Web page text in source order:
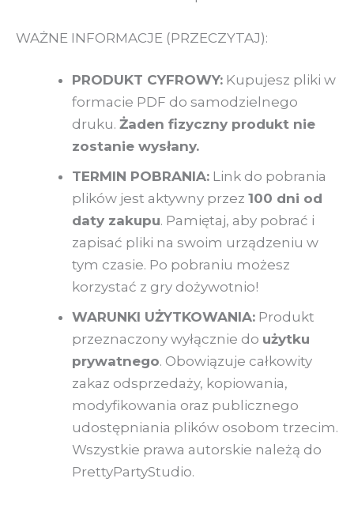
WAŻNE INFORMACJE (PRZECZYTAJ):
PRODUKT CYFROWY: Kupujesz pliki w
formacie PDF do samodzielnego
druku. Żaden fizyczny produkt nie
zostanie wysłany.
TERMIN POBRANIA: Link do pobrania
plików jest aktywny przez 100 dni od
daty zakupu. Pamiętaj, aby pobrać i
zapisać pliki na swoim urządzeniu w
tym czasie. Po pobraniu możesz
korzystać z gry dożywotnio!
WARUNKI UŻYTKOWANIA: Produkt
przeznaczony wyłącznie do użytku
prywatnego. Obowiązuje całkowity
zakaz odsprzedaży, kopiowania,
modyfikowania oraz publicznego
udostępniania plików osobom trzecim.
Wszystkie prawa autorskie należą do
PrettyPartyStudio.